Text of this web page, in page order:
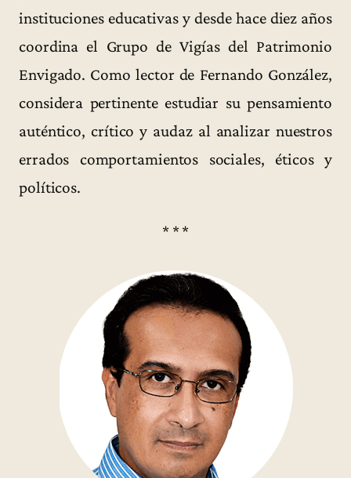
instituciones educativas y desde hace diez años
coordina el Grupo de Vigías del Patrimonio
Envigado. Como lector de Fernando González,
considera pertinente estudiar su pensamiento
auténtico, crítico y audaz al analizar nuestros
errados comportamientos sociales, éticos y
políticos.
* * *